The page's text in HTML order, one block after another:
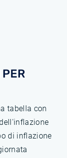
tabella con
di inflazione